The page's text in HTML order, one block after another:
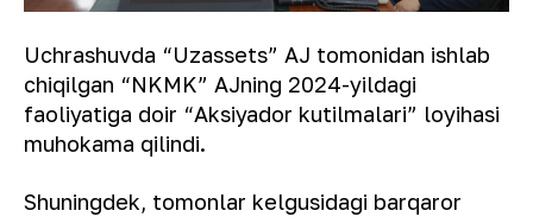
Uchrashuvda “Uzassets” AJ tomonidan ishlab
chiqilgan “NKMK” AJning 2024-yildagi
faoliyatiga doir “Aksiyador kutilmalari” loyihasi
muhokama qilindi.
Shuningdek, tomonlar kelgusidagi barqaror